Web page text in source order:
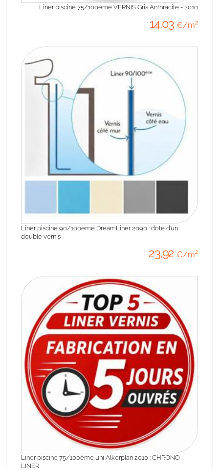
Liner piscine 75/100ème VERNIS Gris Anthracite - 2010
14,03 €/m²
Liner piscine 90/100ème DreamLiner 2090 : doté d’un
double vernis
23,92 €/m²
Liner piscine 75/100ème uni Alkorplan 2010 : CHRONO
LINER